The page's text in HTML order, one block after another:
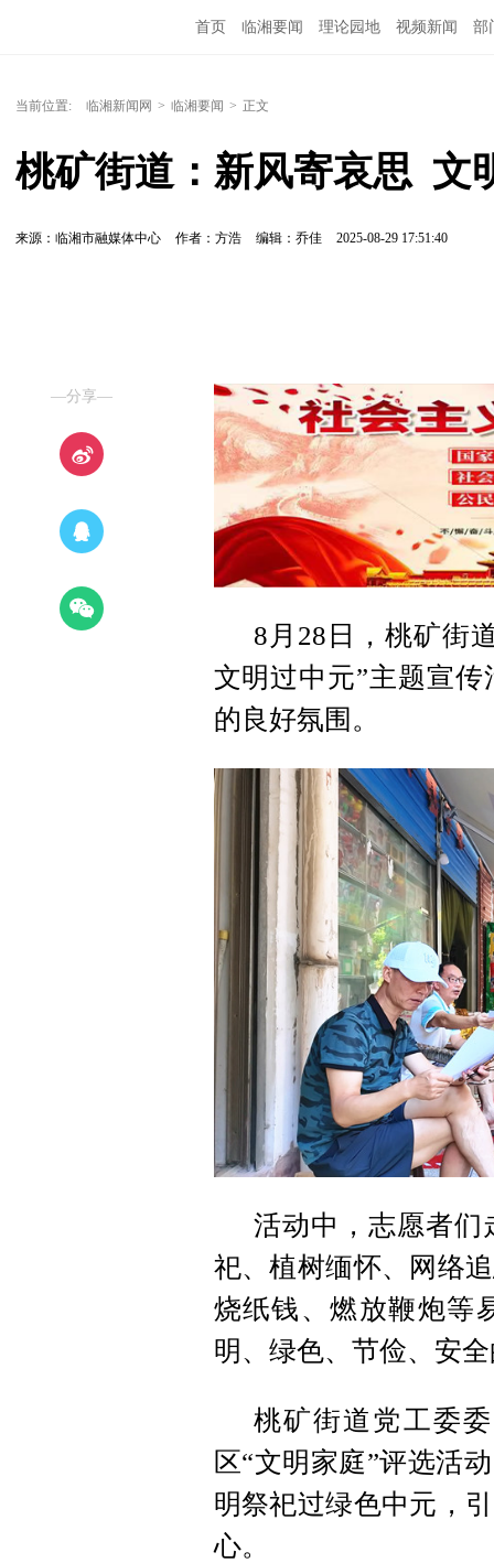
首页 临湘要闻 理论园地 视频新闻 部
当前位置: 临湘新闻网 > 临湘要闻 > 正文
桃矿街道：新风寄哀思  文
来源：临湘市融媒体中心 作者：方浩 编辑：乔佳 2025-08-29 17:51:40
—分享—
8月28日，桃矿街
文明过中元”主题宣
的良好氛围。
活动中，志愿者们
祀、植树缅怀、网络
烧纸钱、燃放鞭炮等
明、绿色、节俭、安
桃矿街道党工委
区“文明家庭”评选活
明祭祀过绿色中元，
心。